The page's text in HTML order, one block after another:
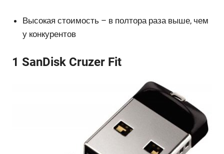
Высокая стоимость – в полтора раза выше, чем
у конкурентов
1 SanDisk Cruzer Fit